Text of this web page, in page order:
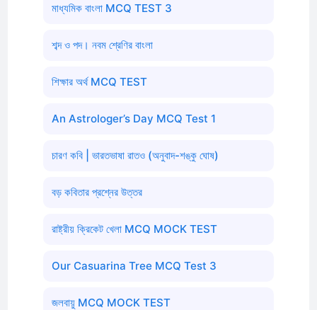
মাধ্যমিক বাংলা MCQ TEST 3
শব্দ ও পদ। নবম শ্রেণির বাংলা
শিক্ষার অর্থ MCQ TEST
An Astrologer’s Day MCQ Test 1
চারণ কবি | ভারতভাষা রাতও (অনুবাদ-শঙ্কু ঘোষ)
বড় কবিতার প্রশ্নের উত্তর
রাষ্ট্রীয় ক্রিকেট খেলা MCQ MOCK TEST
Our Casuarina Tree MCQ Test 3
জলবায়ু MCQ MOCK TEST